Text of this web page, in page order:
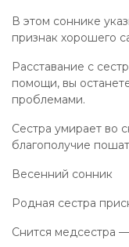
В этом соннике
признак хорошего
Расставание с
помощи, вы
проблемами.
Сестра умирает во
благополучие
Весенний сонник
Родная сестра
Снится медсестра